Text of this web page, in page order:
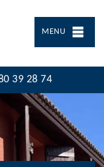
MENU
39 28 74